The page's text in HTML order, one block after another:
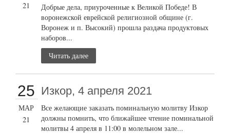
21
Добрые дела, приуроченные к Великой Победе! В
воронежской еврейской религиозной общине (г.
Воронеж и п. Высокий) прошла раздача продуктовых
наборов...
Читать далее
25
МАР
21
Изкор, 4 апреля 2021
Все желающие заказать поминальную молитву Изкор
должны помнить, что ближайшее чтение поминальной
молитвы 4 апреля в 11:00 в молельном зале...